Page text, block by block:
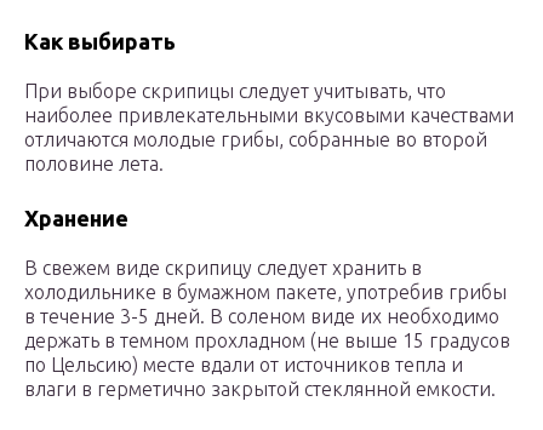
Как выбирать
При выборе скрипицы следует учитывать, что
наиболее привлекательными вкусовыми качествами
отличаются молодые грибы, собранные во второй
половине лета.
Хранение
В свежем виде скрипицу следует хранить в
холодильнике в бумажном пакете, употребив грибы
в течение 3-5 дней. В соленом виде их необходимо
держать в темном прохладном (не выше 15 градусов
по Цельсию) месте вдали от источников тепла и
влаги в герметично закрытой стеклянной емкости.